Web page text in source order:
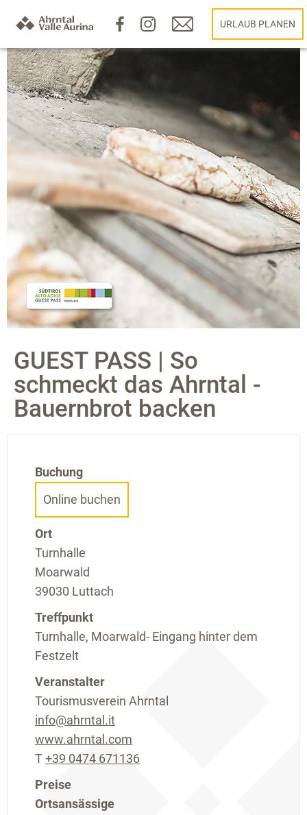
URLAUB PLANEN
GUEST PASS | So
schmeckt das Ahrntal -
Bauernbrot backen
Buchung
Online buchen
Ort
Turnhalle
Moarwald
39030 Luttach
Treffpunkt
Turnhalle, Moarwald- Eingang hinter dem
Festzelt
Veranstalter
Tourismusverein Ahrntal
info@ahrntal.it
www.ahrntal.com
T+39 0474 671136
Preise
Ortsansässige